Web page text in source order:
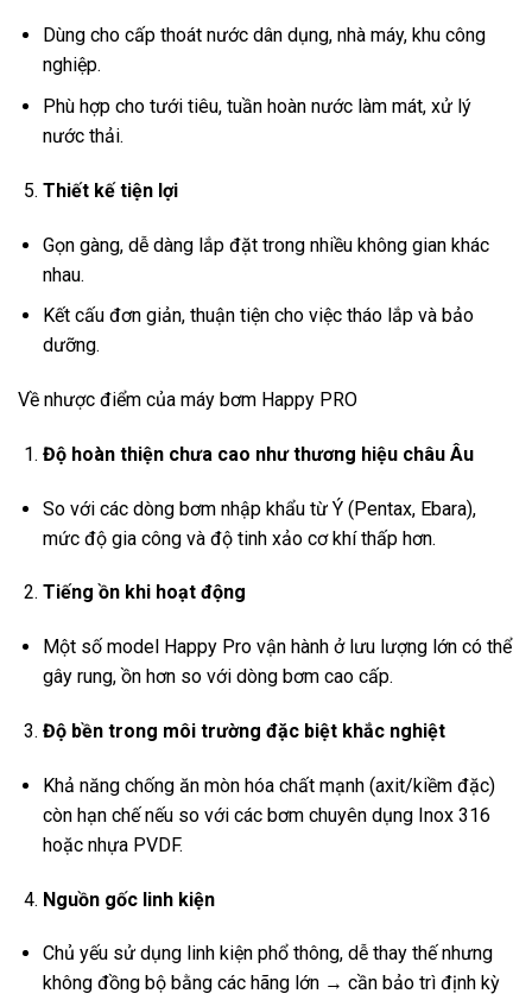
Dùng cho cấp thoát nước dân dụng, nhà máy, khu công
nghiệp.
Phù hợp cho tưới tiêu, tuần hoàn nước làm mát, xử lý
nước thải.
Thiết kế tiện lợi
Gọn gàng, dễ dàng lắp đặt trong nhiều không gian khác
nhau.
Kết cấu đơn giản, thuận tiện cho việc tháo lắp và bảo
dưỡng.
Về nhược điểm của máy bơm Happy PRO
Độ hoàn thiện chưa cao như thương hiệu châu Âu
So với các dòng bơm nhập khẩu từ Ý (Pentax, Ebara),
mức độ gia công và độ tinh xảo cơ khí thấp hơn.
Tiếng ồn khi hoạt động
Một số model Happy Pro vận hành ở lưu lượng lớn có thể
gây rung, ồn hơn so với dòng bơm cao cấp.
Độ bền trong môi trường đặc biệt khắc nghiệt
Khả năng chống ăn mòn hóa chất mạnh (axit/kiềm đặc)
còn hạn chế nếu so với các bơm chuyên dụng Inox 316
hoặc nhựa PVDF.
Nguồn gốc linh kiện
Chủ yếu sử dụng linh kiện phổ thông, dễ thay thế nhưng
không đồng bộ bằng các hãng lớn → cần bảo trì định kỳ